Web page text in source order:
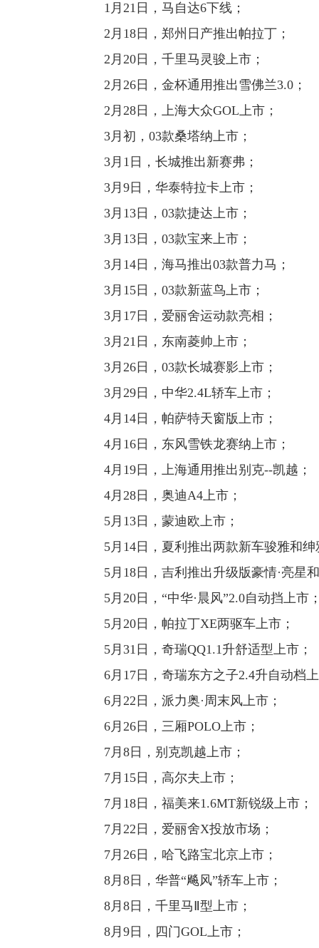
1月21日，马自达6下线；
2月18日，郑州日产推出帕拉丁；
2月20日，千里马灵骏上市；
2月26日，金杯通用推出雪佛兰3.0；
2月28日，上海大众GOL上市；
3月初，03款桑塔纳上市；
3月1日，长城推出新赛弗；
3月9日，华泰特拉卡上市；
3月13日，03款捷达上市；
3月13日，03款宝来上市；
3月14日，海马推出03款普力马；
3月15日，03款新蓝鸟上市；
3月17日，爱丽舍运动款亮相；
3月21日，东南菱帅上市；
3月26日，03款长城赛影上市；
3月29日，中华2.4L轿车上市；
4月14日，帕萨特天窗版上市；
4月16日，东风雪铁龙赛纳上市；
4月19日，上海通用推出别克--凯越；
4月28日，奥迪A4上市；
5月13日，蒙迪欧上市；
5月14日，夏利推出两款新车骏雅和绅
5月18日，吉利推出升级版豪情·亮星和
5月20日，“中华·晨风”2.0自动挡上市
5月20日，帕拉丁XE两驱车上市；
5月31日，奇瑞QQ1.1升舒适型上市；
6月17日，奇瑞东方之子2.4升自动档
6月22日，派力奥·周末风上市；
6月26日，三厢POLO上市；
7月8日，别克凯越上市；
7月15日，高尔夫上市；
7月18日，福美来1.6MT新锐级上市；
7月22日，爱丽舍X投放市场；
7月26日，哈飞路宝北京上市；
8月8日，华普“飚风”轿车上市；
8月8日，千里马Ⅱ型上市；
8月9日，四门GOL上市；